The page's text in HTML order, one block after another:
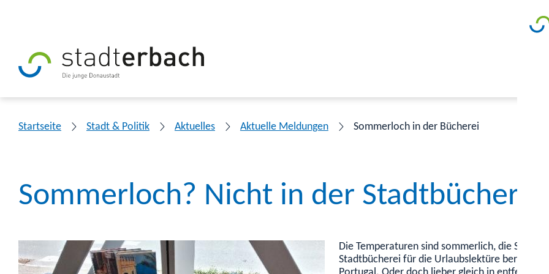
Startseite Stadt & Politik Aktuelles Aktuelle Meldungen Sommerloch in der Bücherei
Sommerloch? Nicht in der Stadtbücherei
Die Temperaturen sind sommerlich, die
Stadtbücherei für die Urlaubslektüre bereit.